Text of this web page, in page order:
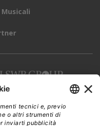
diEdra Edizioni s.r.l.
pubblicità